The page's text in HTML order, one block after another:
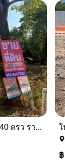
ขายที่ดิน 3 แปลงรวม 340 ตรว ราคา ตรว. ล่ะ 12000 บาท เมืองเพชรบูรณ์
฿